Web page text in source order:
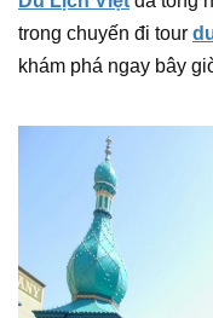
trong chuyến đi tour
khám phá ngay bây